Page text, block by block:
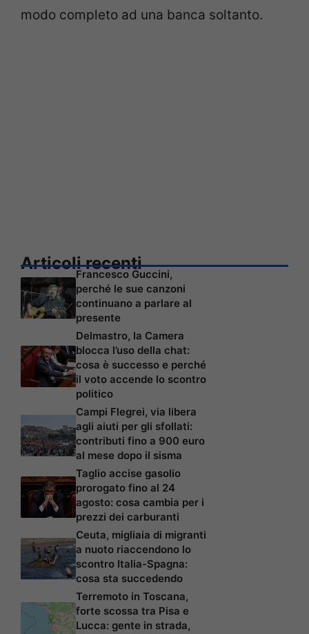
modo completo ad una banca soltanto.
Articoli recenti
Francesco Guccini,
perché le sue canzoni
continuano a parlare al
presente
Delmastro, la Camera
blocca l’uso della chat:
cosa è successo e perché
il voto accende lo scontro
politico
Campi Flegrei, via libera
agli aiuti per gli sfollati:
contributi fino a 900 euro
al mese dopo il sisma
Taglio accise gasolio
prorogato fino al 24
agosto: cosa cambia per i
prezzi dei carburanti
Ceuta, migliaia di migranti
a nuoto riaccendono lo
scontro Italia-Spagna:
cosa sta succedendo
Terremoto in Toscana,
forte scossa tra Pisa e
Lucca: gente in strada,